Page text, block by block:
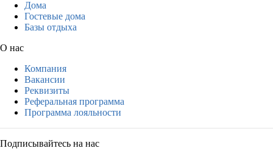
Дома
Гостевые дома
Базы отдыха
О нас
Компания
Вакансии
Реквизиты
Реферальная программа
Программа лояльности
Подписывайтесь на нас